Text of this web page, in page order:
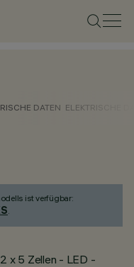
DATEN ELEKTRISCHE
ist verfügbar:
.
x 5 Zellen - LED -